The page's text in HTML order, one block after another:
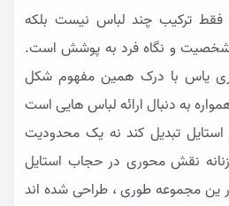
فقط ترکیب چند لباس نیست بلکه
شخصیت و نگاه فرد به پوشش است.
یاس با درک همین مفهوم شکل
به دنبال ارائه لباس هایی است
تبدیل کند نه یک محدودیت
نقش محوری در حجاب استایل
ین مجموعه طوری ، طراحی شده اند